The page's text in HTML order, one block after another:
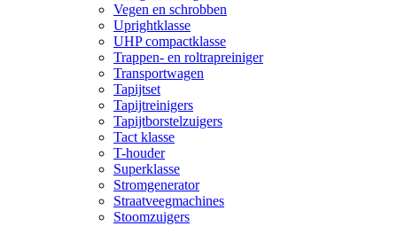
Vegen en schrobben
Uprightklasse
UHP compactklasse
Trappen- en roltrapreiniger
Transportwagen
Tapijtset
Tapijtreinigers
Tapijtborstelzuigers
Tact klasse
T-houder
Superklasse
Stromgenerator
Straatveegmachines
Stoomzuigers